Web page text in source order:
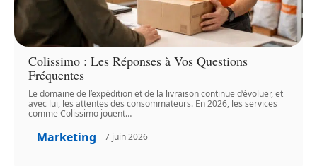
Colissimo : Les Réponses à Vos Questions
Fréquentes
Le domaine de l’expédition et de la livraison continue d’évoluer, et
avec lui, les attentes des consommateurs. En 2026, les services
comme Colissimo jouent…
Marketing 7 juin 2026